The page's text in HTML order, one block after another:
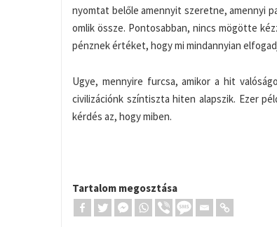
nyomtat belőle amennyit szeretne, amennyi
omlik össze. Pontosabban, nincs mögötte
pénznek értéket, hogy mi mindannyian
Ugye, mennyire furcsa, amikor a hit
civilizációnk színtiszta hiten alapszik. Ezer
kérdés az, hogy miben.
Tartalom megosztása